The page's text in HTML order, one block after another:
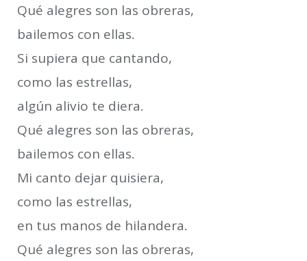
Qué alegres son las obreras,
bailemos con ellas.
Si supiera que cantando,
como las estrellas,
algún alivio te diera.
Qué alegres son las obreras,
bailemos con ellas.
Mi canto dejar quisiera,
como las estrellas,
en tus manos de hilandera.
Qué alegres son las obreras,